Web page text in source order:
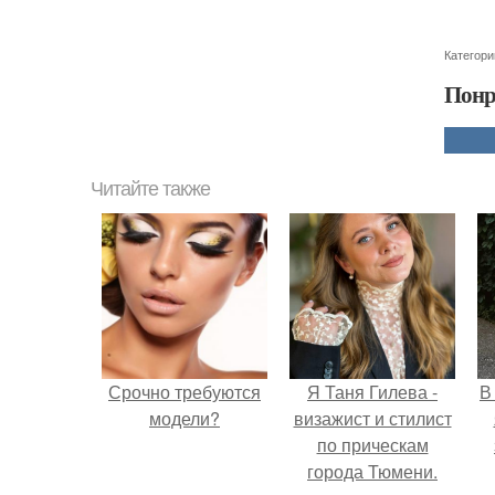
Читайте также
Срочно требуются
модели?
Я Таня Гилева -
визажист и стилист
по прическам
города Тюмени.
В